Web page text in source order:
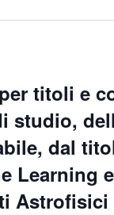
titoli e
studio,
dal
Learning e
Astrofisici